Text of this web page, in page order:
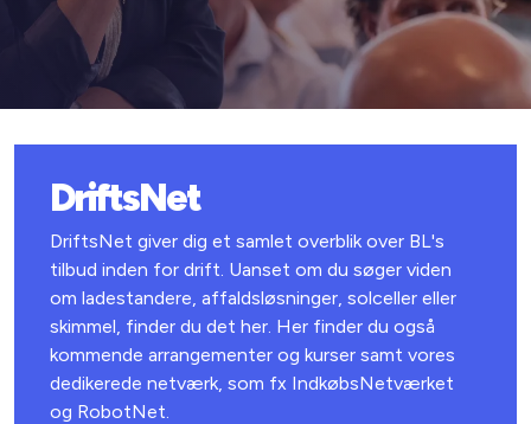
DriftsNet
DriftsNet giver dig et samlet overblik over BL's
tilbud inden for drift. Uanset om du søger viden
om ladestandere, affaldsløsninger, solceller eller
skimmel, finder du det her. Her finder du også
kommende arrangementer og kurser samt vores
dedikerede netværk, som fx IndkøbsNetværket
og RobotNet.